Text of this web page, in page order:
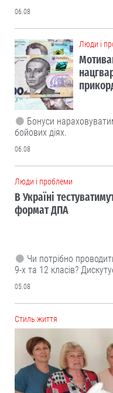
06.08
Люди і
Бонуси
бойових діях.
06.08
Люди і проблеми
В Україні
формат ДПА
Чи потрібно
9-х та 12 класів?
05.08
Cтиль життя